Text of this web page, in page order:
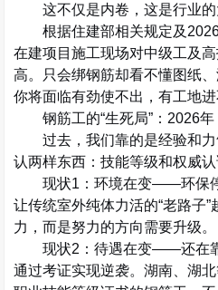
这不仅是内卷，这是行业的
根据住建部相关规定及
在建项目施工现场对中级工及
高。只会绑钢筋却看不懂图纸
你将面临有劲使不出，有工地进
钢筋工的“生死局” ： 2026年
过去，我们靠的是经验和
认两样东西：技能等级和权威认
现状1 ：环境在变——环保
让传统室外纯体力活的“老路子”
力，而是努力的方向需要升级。
现状2 ：待遇在变——还在
通过考证实现逆袭。湖南、湖